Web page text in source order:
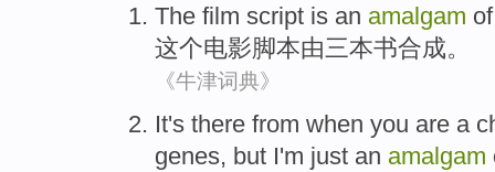
The film script is an amalgam of
这个电影脚本由三本书合成。
《牛津词典》
It's there from when you are a
genes, but I'm just an amalgam